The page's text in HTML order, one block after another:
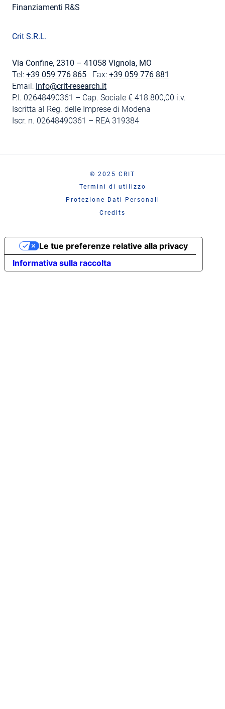
Finanziamenti R&S
Crit S.R.L.
Via Confine, 2310 – 41058 Vignola, MO
Tel: +39 059 776 865 Fax: +39 059 776 881
Email: info@crit-research.it
P.I. 02648490361 – Cap. Sociale € 418.800,00 i.v.
Iscritta al Reg. delle Imprese di Modena
Iscr. n. 02648490361 – REA 319384
© 2025 CRIT
Termini di utilizzo
Protezione Dati Personali
Credits
Informativa sulla raccolta
Le tue preferenze relative alla privacy